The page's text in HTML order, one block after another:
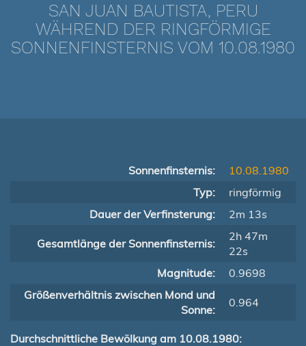
SAN JUAN BAUTISTA, PERU
WÄHREND DER RINGFÖRMIGE
SONNENFINSTERNIS VOM 10.08.1980
Sonnenfinsternis:
10.08.1980
Typ:
ringförmig
Dauer der Verfinsterung:
2m 13s
Gesamtlänge der Sonnenfinsternis:
2h 47m
22s
Magnitude:
0.9698
Größenverhältnis zwischen Mond und
Sonne:
0.964
Durchschnittliche Bewölkung am 10.08.1980: